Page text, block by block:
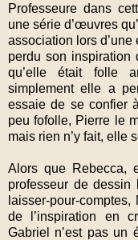
Professeure dans
une série d’œuvres
association lors
perdu son
qu’elle était folle
simplement elle a
essaie de se confier
peu fofolle, Pierre le
mais rien n’y fait, elle
Alors que Rebecca,
professeur de
laisser-pour-
de l’inspiration en
Gabriel n’est pas un